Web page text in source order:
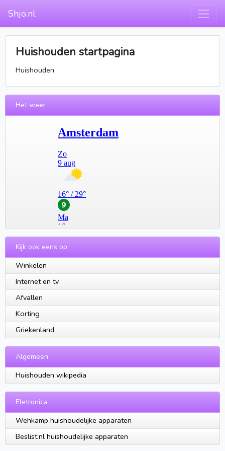
Shjo.nl
Huishouden startpagina
Huishouden
Het weer
Kijk ook eens op
Winkelen
Internet en tv
Afvallen
Korting
Griekenland
Algemeen
Huishouden wikipedia
Eletronica
Wehkamp huishoudelijke apparaten
Beslist.nl huishoudelijke apparaten